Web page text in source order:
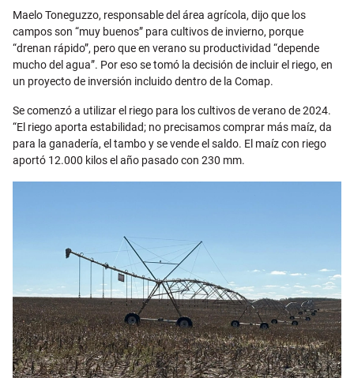
Maelo Toneguzzo, responsable del área agrícola, dijo que los
campos son “muy buenos” para cultivos de invierno, porque
“drenan rápido”, pero que en verano su productividad “depende
mucho del agua”. Por eso se tomó la decisión de incluir el riego, en
un proyecto de inversión incluido dentro de la Comap.
Se comenzó a utilizar el riego para los cultivos de verano de 2024.
“El riego aporta estabilidad; no precisamos comprar más maíz, da
para la ganadería, el tambo y se vende el saldo. El maíz con riego
aportó 12.000 kilos el año pasado con 230 mm.